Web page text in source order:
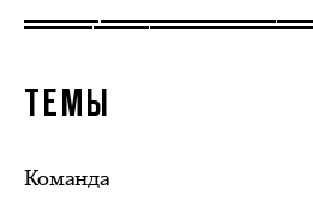
ТЕМЫ
Команда